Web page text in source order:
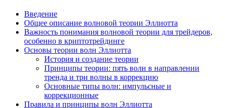
Введение
Общее описание волновой теории Эллиотта
Важность понимания волновой теории для трейдеров,
особенно в криптотрейдинге
Основы теории волн Эллиотта
История и создание теории
Принципы теории: пять волн в направлении
тренда и три волны в коррекцию
Основные типы волн: импульсные и
коррекционные
Правила и принципы волн Эллиотта